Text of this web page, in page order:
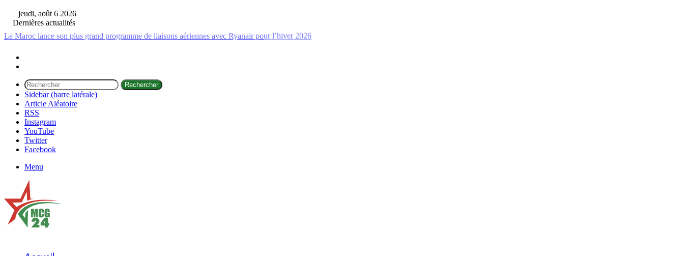
jeudi, août 6 2026
Dernières actualités
Le Maroc lance son plus grand programme de liaisons aériennes avec Ryanair pour l’hiver 2026
Rechercher
Sidebar (barre latérale)
Article Aléatoire
RSS
Instagram
YouTube
Twitter
Facebook
Menu